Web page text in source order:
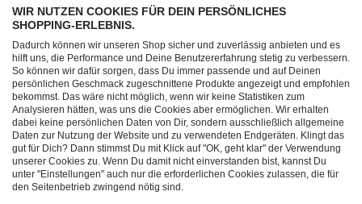
Cookie-Einstellungen
Du hast Fragen?
Unsere Socials
WIR NUTZEN COOKIES FÜR DEIN PERSÖNLICHES
SHOPPING-ERLEBNIS.
Dadurch können wir unseren Shop sicher und zuverlässig anbieten und es
hilft uns, die Performance und Deine Benutzererfahrung stetig zu verbessern.
So können wir dafür sorgen, dass Du immer passende und auf Deinen
persönlichen Geschmack zugeschnittene Produkte angezeigt und empfohlen
bekommst. Das wäre nicht möglich, wenn wir keine Statistiken zum
Analysieren hätten, was uns die Cookies aber ermöglichen. Wir erhalten
dabei keine persönlichen Daten von Dir, sondern ausschließlich allgemeine
Daten zur Nutzung der Website und zu verwendeten Endgeräten. Klingt das
gut für Dich? Dann stimmst Du mit Klick auf "OK, geht klar" der Verwendung
unserer Cookies zu. Wenn Du damit nicht einverstanden bist, kannst Du
unter "Einstellungen" auch nur die erforderlichen Cookies zulassen, die für
den Seitenbetrieb zwingend nötig sind.